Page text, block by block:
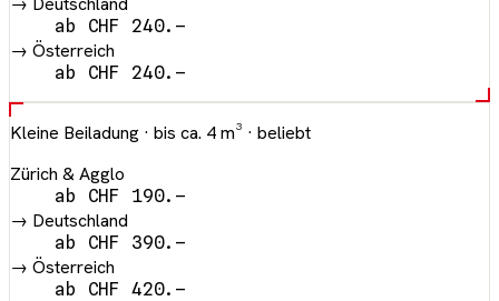
ab CHF 240.–
→ Österreich
ab CHF 240.–
Kleine Beiladung · bis ca. 4 m³ · beliebt
Zürich & Agglo
ab CHF 190.–
→ Deutschland
ab CHF 390.–
→ Österreich
ab CHF 420.–